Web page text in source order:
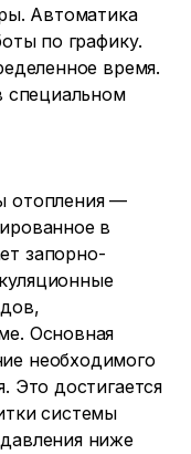
Автоматика
по графику.
время.
специальном
отопления —
в
запорно-
Основная
необходимого
Это достигается
системы
ниже